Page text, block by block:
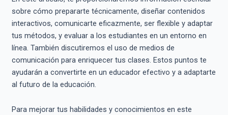
sobre cómo prepararte técnicamente, diseñar contenidos
interactivos, comunicarte eficazmente, ser flexible y adaptar
tus métodos, y evaluar a los estudiantes en un entorno en
línea. También discutiremos el uso de medios de
comunicación para enriquecer tus clases. Estos puntos te
ayudarán a convertirte en un educador efectivo y a adaptarte
al futuro de la educación.
Para mejorar tus habilidades y conocimientos en este